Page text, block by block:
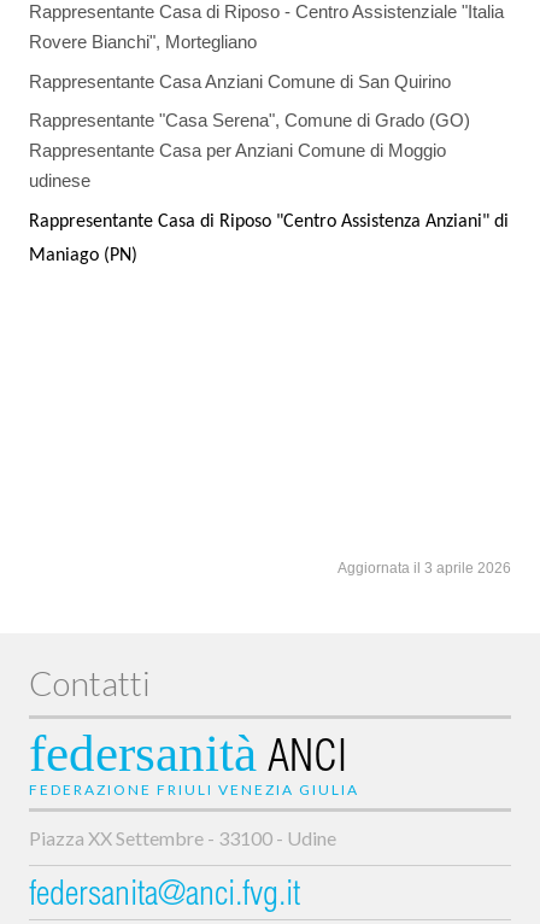
Rappresentante Casa di Riposo - Centro Assistenziale "Italia
Rovere Bianchi", Mortegliano
Rappresentante Casa Anziani Comune di San Quirino
Rappresentante "Casa Serena", Comune di Grado (GO)
Rappresentante Casa per Anziani Comune di Moggio
udinese
Rappresentante Casa di Riposo "Centro Assistenza Anziani" di
Maniago (PN)
Aggiornata il 3 aprile 2026
Contatti
federsanità ANCI
FEDERAZIONE FRIULI VENEZIA GIULIA
Piazza XX Settembre - 33100 - Udine
federsanita@anci.fvg.it